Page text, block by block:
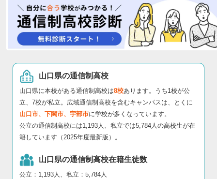
山口県の通信制高校
山口県に本校がある通信制高校は8校あります。うち1校が公
立、7校が私立。広域通信制高校を含むキャンパスは、とくに
山口市、下関市、宇部市に学校が多くなっています。
公立の通信制高校には1,193人、私立では5,784人の高校生が在
籍しています（2025年度最新版）。
山口県の通信制高校在籍生徒数
公立：1,193人、私立：5,784人